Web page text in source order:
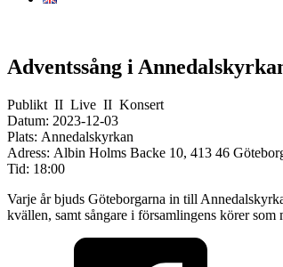
Adventssång i
Publikt II Live II Konsert
Datum: 2023-12-03
Plats: Annedalskyrkan
Adress: Albin Holms Backe 10, 413 46
Tid: 18:00
Varje år bjuds Göteborgarna in till
kvällen, samt sångare i församlingens körer